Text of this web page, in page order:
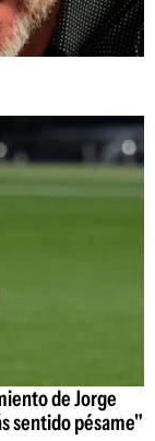
de Jorge
sentido pésame"